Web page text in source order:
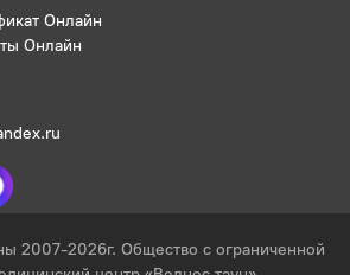
Онлайн
Онлайн
2007-2026г. Общество с ограниченной